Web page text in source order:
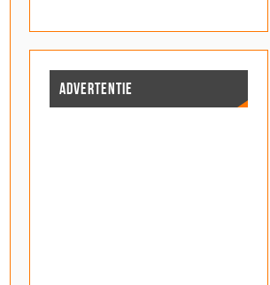
ADVERTENTIE